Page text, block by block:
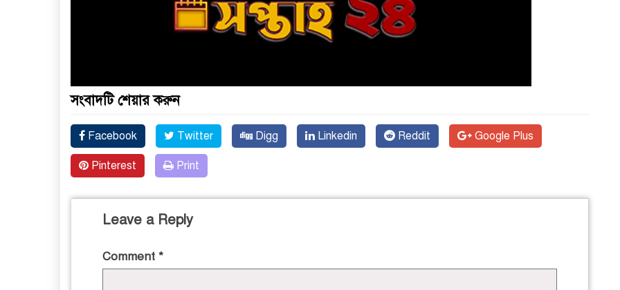
সংবাদটি শেয়ার করুন
Facebook Twitter Digg Linkedin Reddit Google Plus
Pinterest Print
Leave a Reply
Comment *